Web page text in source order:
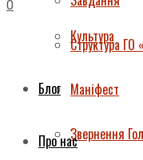
Структура ГО
Маніфест
Звернення
Культура
Блог
Про нас
0